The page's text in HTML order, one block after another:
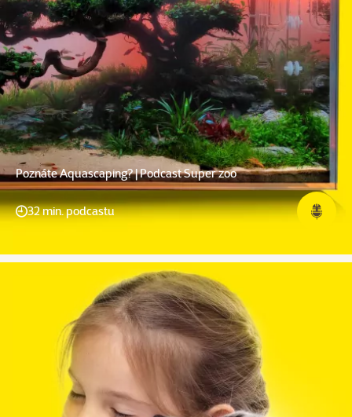
Poznáte Aquascaping? | Podcast Super zoo
32 min. podcastu